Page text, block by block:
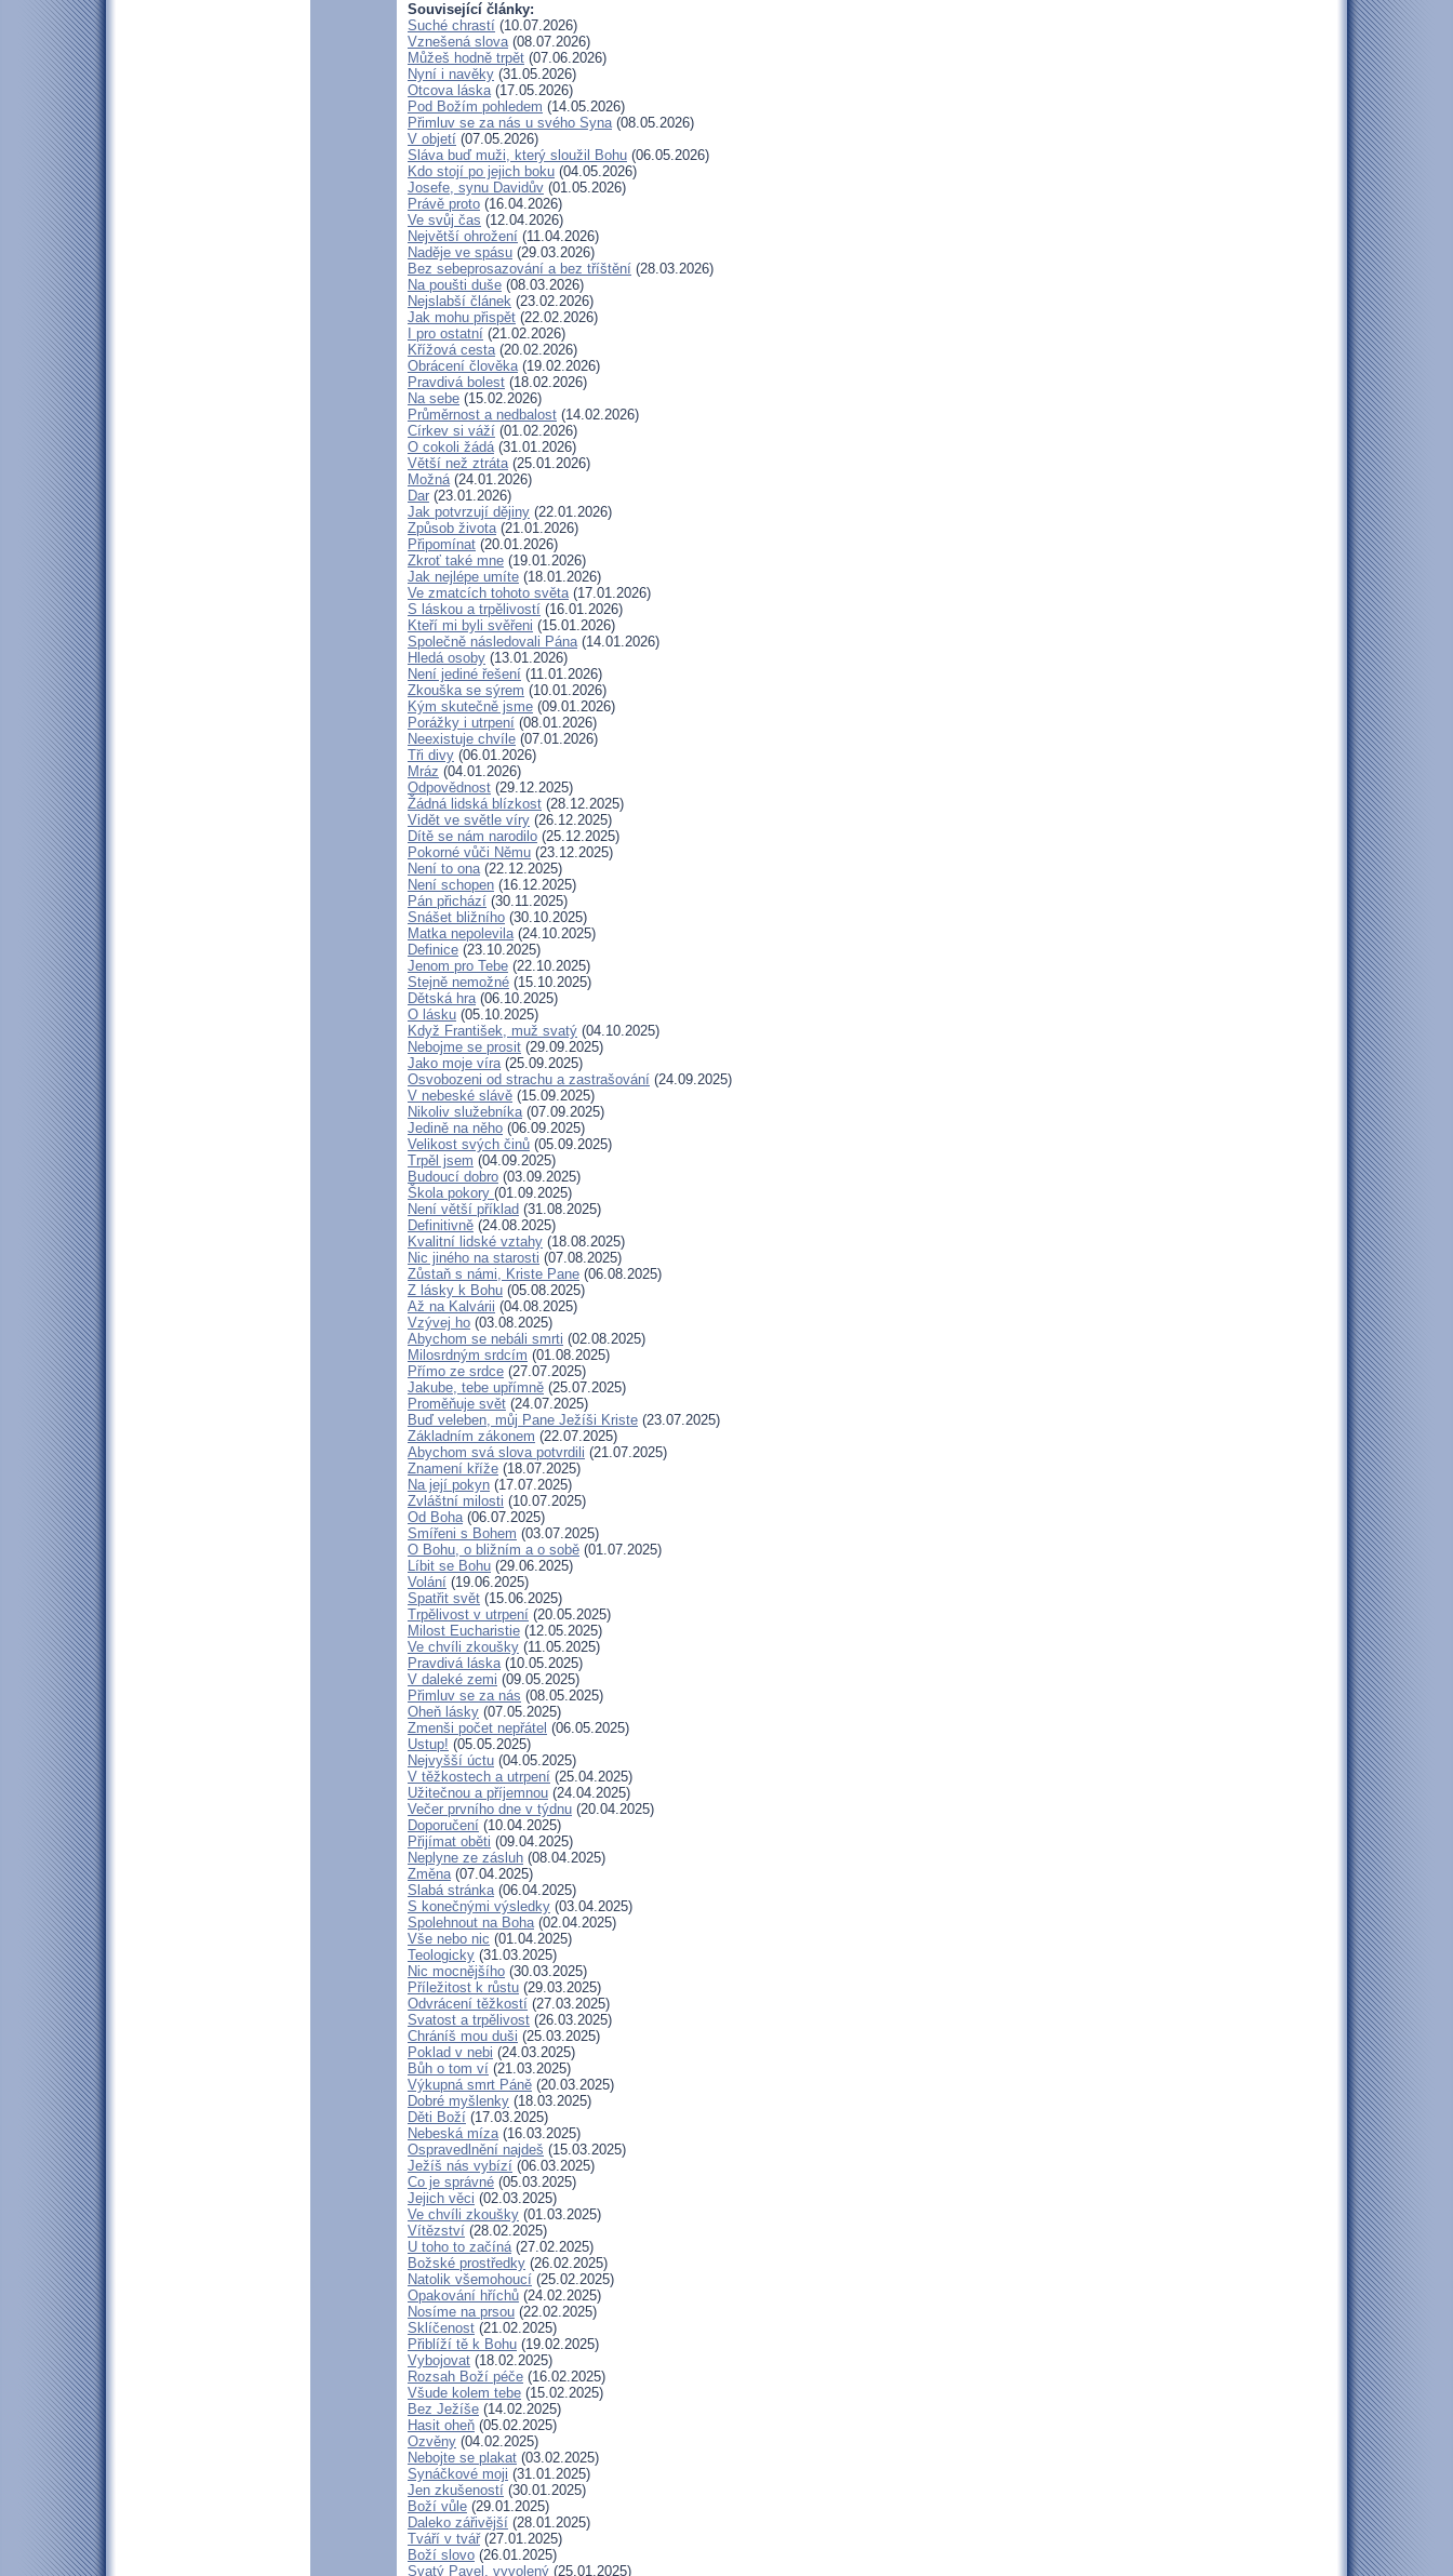
Související články:
Suché chrastí (10.07.2026)
Vznešená slova(08.07.2026)
Můžeš hodně trpět (07.06.2026)
Nyní i navěky (31.05.2026)
Otcova láska(17.05.2026)
Pod Božím pohledem (14.05.2026)
Přimluv se za nás u svého Syna(08.05.2026)
V objetí (07.05.2026)
Sláva buď muži, který sloužil Bohu (06.05.2026)
Kdo stojí po jejich boku (04.05.2026)
Josefe, synu Davidův (01.05.2026)
Právě proto (16.04.2026)
Ve svůj čas (12.04.2026)
Největší ohrožení (11.04.2026)
Naděje ve spásu (29.03.2026)
Bez sebeprosazování a bez tříštění (28.03.2026)
Na poušti duše (08.03.2026)
Nejslabší článek (23.02.2026)
Jak mohu přispět (22.02.2026)
I pro ostatní (21.02.2026)
Křížová cesta(20.02.2026)
Obrácení člověka(19.02.2026)
Pravdivá bolest (18.02.2026)
Na sebe (15.02.2026)
Průměrnost a nedbalost (14.02.2026)
Církev si váží (01.02.2026)
O cokoli žádá(31.01.2026)
Větší než ztráta(25.01.2026)
Možná(24.01.2026)
Dar (23.01.2026)
Jak potvrzují dějiny (22.01.2026)
Způsob života(21.01.2026)
Připomínat (20.01.2026)
Zkroť také mne (19.01.2026)
Jak nejlépe umíte (18.01.2026)
Ve zmatcích tohoto světa(17.01.2026)
S láskou a trpělivostí (16.01.2026)
Kteří mi byli svěřeni (15.01.2026)
Společně následovali Pána(14.01.2026)
Hledá osoby (13.01.2026)
Není jediné řešení (11.01.2026)
Zkouška se sýrem (10.01.2026)
Kým skutečně jsme (09.01.2026)
Porážky i utrpení (08.01.2026)
Neexistuje chvíle (07.01.2026)
Tři divy (06.01.2026)
Mráz (04.01.2026)
Odpovědnost (29.12.2025)
Žádná lidská blízkost (28.12.2025)
Vidět ve světle víry (26.12.2025)
Dítě se nám narodilo (25.12.2025)
Pokorné vůči Němu (23.12.2025)
Není to ona(22.12.2025)
Není schopen (16.12.2025)
Pán přichází (30.11.2025)
Snášet bližního (30.10.2025)
Matka nepolevila(24.10.2025)
Definice (23.10.2025)
Jenom pro Tebe (22.10.2025)
Stejně nemožné (15.10.2025)
Dětská hra(06.10.2025)
O lásku (05.10.2025)
Když František, muž svatý (04.10.2025)
Nebojme se prosit (29.09.2025)
Jako moje víra(25.09.2025)
Osvobozeni od strachu a zastrašování (24.09.2025)
V nebeské slávě (15.09.2025)
Nikoliv služebníka(07.09.2025)
Jedině na něho (06.09.2025)
Velikost svých činů (05.09.2025)
Trpěl jsem (04.09.2025)
Budoucí dobro (03.09.2025)
Škola pokory (01.09.2025)
Není větší příklad (31.08.2025)
Definitivně (24.08.2025)
Kvalitní lidské vztahy (18.08.2025)
Nic jiného na starosti (07.08.2025)
Zůstaň s námi, Kriste Pane (06.08.2025)
Z lásky k Bohu (05.08.2025)
Až na Kalvárii (04.08.2025)
Vzývej ho (03.08.2025)
Abychom se nebáli smrti (02.08.2025)
Milosrdným srdcím (01.08.2025)
Přímo ze srdce (27.07.2025)
Jakube, tebe upřímně (25.07.2025)
Proměňuje svět (24.07.2025)
Buď veleben, můj Pane Ježíši Kriste (23.07.2025)
Základním zákonem (22.07.2025)
Abychom svá slova potvrdili (21.07.2025)
Znamení kříže (18.07.2025)
Na její pokyn (17.07.2025)
Zvláštní milosti (10.07.2025)
Od Boha(06.07.2025)
Smířeni s Bohem (03.07.2025)
O Bohu, o bližním a o sobě (01.07.2025)
Líbit se Bohu (29.06.2025)
Volání (19.06.2025)
Spatřit svět (15.06.2025)
Trpělivost v utrpení (20.05.2025)
Milost Eucharistie (12.05.2025)
Ve chvíli zkoušky (11.05.2025)
Pravdivá láska(10.05.2025)
V daleké zemi (09.05.2025)
Přimluv se za nás (08.05.2025)
Oheň lásky (07.05.2025)
Zmenši počet nepřátel (06.05.2025)
Ustup! (05.05.2025)
Nejvyšší úctu (04.05.2025)
V těžkostech a utrpení (25.04.2025)
Užitečnou a příjemnou (24.04.2025)
Večer prvního dne v týdnu (20.04.2025)
Doporučení (10.04.2025)
Přijímat oběti (09.04.2025)
Neplyne ze zásluh (08.04.2025)
Změna(07.04.2025)
Slabá stránka(06.04.2025)
S konečnými výsledky (03.04.2025)
Spolehnout na Boha(02.04.2025)
Vše nebo nic (01.04.2025)
Teologicky (31.03.2025)
Nic mocnějšího (30.03.2025)
Příležitost k růstu (29.03.2025)
Odvrácení těžkostí (27.03.2025)
Svatost a trpělivost (26.03.2025)
Chráníš mou duši (25.03.2025)
Poklad v nebi (24.03.2025)
Bůh o tom ví (21.03.2025)
Výkupná smrt Páně (20.03.2025)
Dobré myšlenky (18.03.2025)
Děti Boží (17.03.2025)
Nebeská míza(16.03.2025)
Ospravedlnění najdeš (15.03.2025)
Ježíš nás vybízí (06.03.2025)
Co je správné (05.03.2025)
Jejich věci (02.03.2025)
Ve chvíli zkoušky (01.03.2025)
Vítězství (28.02.2025)
U toho to začíná(27.02.2025)
Božské prostředky (26.02.2025)
Natolik všemohoucí (25.02.2025)
Opakování hříchů (24.02.2025)
Nosíme na prsou (22.02.2025)
Sklíčenost (21.02.2025)
Přiblíží tě k Bohu (19.02.2025)
Vybojovat (18.02.2025)
Rozsah Boží péče (16.02.2025)
Všude kolem tebe (15.02.2025)
Bez Ježíše (14.02.2025)
Hasit oheň (05.02.2025)
Ozvěny (04.02.2025)
Nebojte se plakat (03.02.2025)
Synáčkové moji (31.01.2025)
Jen zkušeností (30.01.2025)
Boží vůle (29.01.2025)
Daleko zářivější (28.01.2025)
Tváří v tvář(27.01.2025)
Boží slovo (26.01.2025)
Svatý Pavel, vyvolený (25.01.2025)